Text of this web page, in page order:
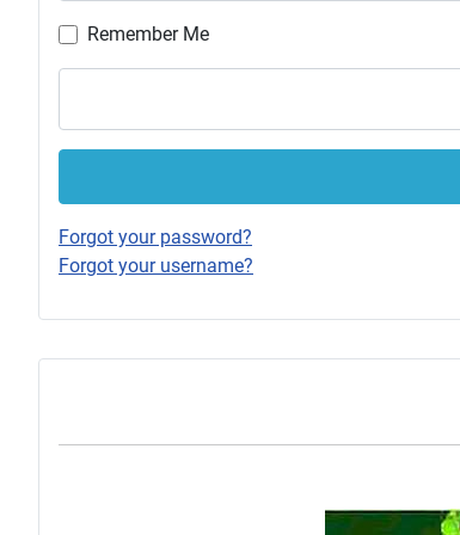
Remember Me
Forgot your password?
Forgot your username?